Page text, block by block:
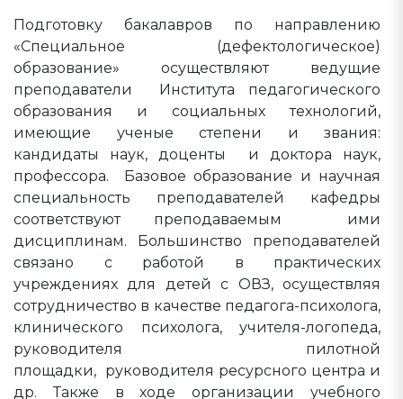
Подготовку бакалавров по направлению
«Специальное (дефектологическое)
образование» осуществляют ведущие
преподаватели Института педагогического
образования и социальных технологий,
имеющие ученые степени и звания:
кандидаты наук, доценты и доктора наук,
профессора. Базовое образование и научная
специальность преподавателей кафедры
соответствуют преподаваемым ими
дисциплинам. Большинство преподавателей
связано с работой в практических
учреждениях для детей с ОВЗ, осуществляя
сотрудничество в качестве педагога-психолога,
клинического психолога, учителя-логопеда,
руководителя пилотной
площадки, руководителя ресурсного центра и
др. Также в ходе организации учебного